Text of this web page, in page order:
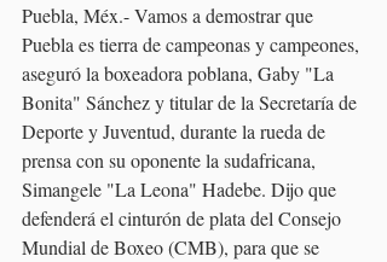
Puebla, Méx.- Vamos a demostrar que
Puebla es tierra de campeonas y campeones,
aseguró la boxeadora poblana, Gaby "La
Bonita" Sánchez y titular de la Secretaría de
Deporte y Juventud, durante la rueda de
prensa con su oponente la sudafricana,
Simangele "La Leona" Hadebe. Dijo que
defenderá el cinturón de plata del Consejo
Mundial de Boxeo (CMB), para que se